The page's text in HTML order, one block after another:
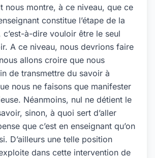
nous montre, à ce niveau, que ce
constitue l’étape de la
à-dire vouloir être le seul
A ce niveau, nous devrions faire
allons croire que nous
de transmettre du savoir à
nous ne faisons que manifester
Néanmoins, nul ne détient le
sinon, à quoi sert d’aller
que c’est en enseignant qu’on
D’ailleurs une telle position
dans cette intervention de